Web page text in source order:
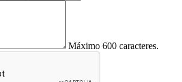
Máximo 600 caracteres.